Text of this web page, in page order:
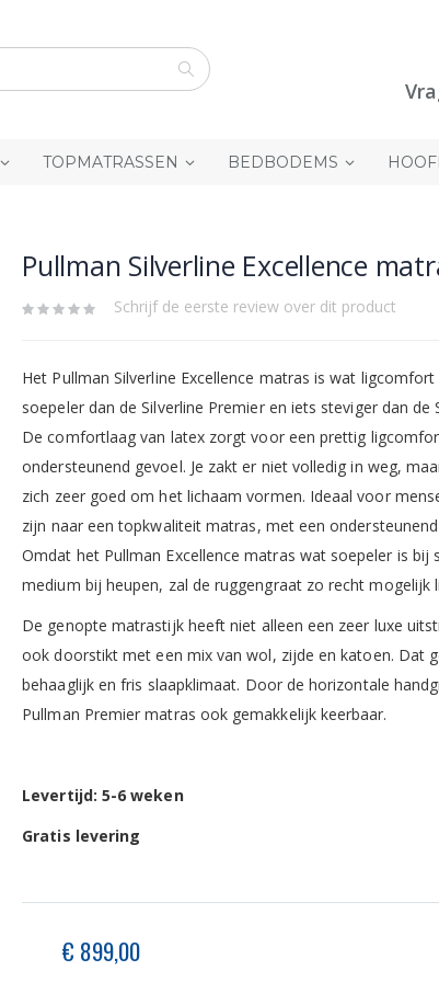
TOPMATRASSEN BEDBODEMS
Pullman Silverline Excellence
Schrijf de eerste review over dit product
Het Pullman Silverline Excellence matras is wat
soepeler dan de Silverline Premier en iets steviger dan de
De comfortlaag van latex zorgt voor een prettig
ondersteunend gevoel. Je zakt er niet volledig in weg,
zich zeer goed om het lichaam vormen. Ideaal voor
zijn naar een topkwaliteit matras, met een
Omdat het Pullman Excellence matras wat soepeler is bij
medium bij heupen, zal de ruggengraat zo recht mogelijk
De genopte matrastijk heeft niet alleen een zeer luxe
ook doorstikt met een mix van wol, zijde en katoen. Dat
behaaglijk en fris slaapklimaat. Door de horizontale
Pullman Premier matras ook gemakkelijk keerbaar.
Levertijd: 5-6 weken
Gratis levering
€ 899,00